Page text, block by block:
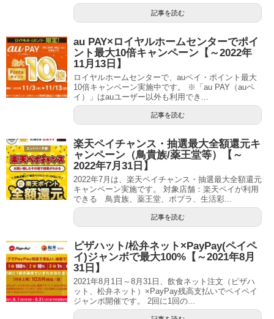
記事を読む
au PAY×ロイヤルホームセンターでポイ
ント最大10倍キャンペーン【～2022年
11月13日】
ロイヤルホームセンターで、auペイ・ポイント最大
10倍キャンペーン実施中です。 ※「au PAY（auペ
イ）」はauユーザー以外も利用でき...
記事を読む
楽天ペイチャンス・抽選最大全額還元キ
ャンペーン（鳥貴族/薬王堂等）【～
2022年7月31日】
2022年7月は、楽天ペイチャンス・抽選最大全額還元
キャンペーン実施です。 対象店舗：楽天ペイが利用
できる 鳥貴族、薬王堂、ポプラ、生活彩...
記事を読む
ピザハット/松弁ネット×PayPay(ペイペ
イ)ジャンボで最大100%【～2021年8月
31日】
2021年8月1日～8月31日、飲食ネット注文（ピザハ
ット、松弁ネット）×PayPay残高支払いでペイペイ
ジャンボ開催です。 2回に1回の...